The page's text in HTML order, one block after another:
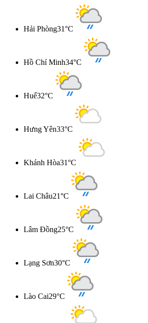
Hải Phòng31°C
Hồ Chí Minh34°C
Huế32°C
Hưng Yên33°C
Khánh Hòa31°C
Lai Châu21°C
Lâm Đồng25°C
Lạng Sơn30°C
Lào Cai29°C